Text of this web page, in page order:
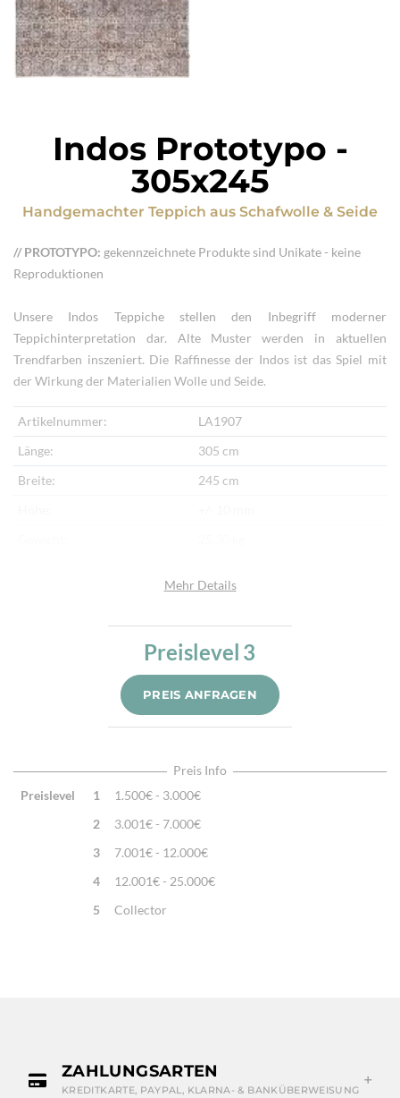
Indos Prototypo -
305x245
Handgemachter Teppich aus Schafwolle & Seide
// PROTOTYPO: gekennzeichnete Produkte sind Unikate - keine
Reproduktionen
Unsere Indos Teppiche stellen den Inbegriff moderner
Teppichinterpretation dar. Alte Muster werden in aktuellen
Trendfarben inszeniert. Die Raffinesse der Indos ist das Spiel mit
der Wirkung der Materialien Wolle und Seide.
Artikelnummer:
LA1907
Länge:
305 cm
Breite:
245 cm
Baumwolle
Neu
260.000/m²
Handgeknüpft
Mehr Details
Preislevel 3
PREIS ANFRAGEN
Preis Info
Preislevel
1
1.500€ - 3.000€
2
3.001€ - 7.000€
3
7.001€ - 12.000€
4
12.001€ - 25.000€
5
Collector
ZAHLUNGSARTEN
KREDITKARTE, PAYPAL, KLARNA- & BANKÜBERWEISUNG